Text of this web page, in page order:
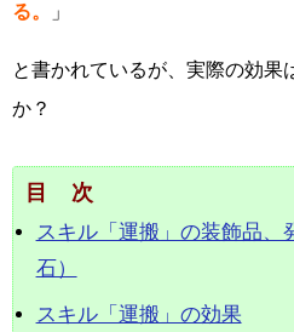
る。
」
と書かれているが、実際の効果
か？
目次
スキル「運搬」の装飾品、
石）
スキル「運搬」の効果